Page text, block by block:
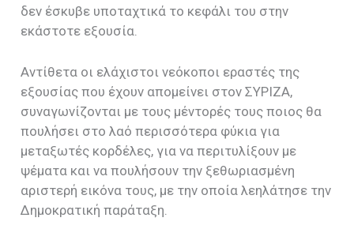
δεν έσκυβε υποταχτικά το κεφάλι του στην
εκάστοτε εξουσία.
Αντίθετα οι ελάχιστοι νεόκοποι εραστές της
εξουσίας που έχουν απομείνει στον ΣΥΡΙΖΑ,
συναγωνίζονται με τους μέντορές τους ποιος θα
πουλήσει στο λαό περισσότερα φύκια για
μεταξωτές κορδέλες, για να περιτυλίξουν με
ψέματα και να πουλήσουν την ξεθωριασμένη
αριστερή εικόνα τους, με την οποία λεηλάτησε την
Δημοκρατική παράταξη.